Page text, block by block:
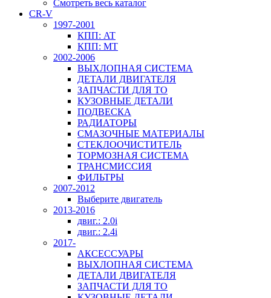
Смотреть весь каталог
CR-V
1997-2001
КПП: AT
КПП: MT
2002-2006
ВЫХЛОПНАЯ СИСТЕМА
ДЕТАЛИ ДВИГАТЕЛЯ
ЗАПЧАСТИ ДЛЯ ТО
КУЗОВНЫЕ ДЕТАЛИ
ПОДВЕСКА
РАДИАТОРЫ
СМАЗОЧНЫЕ МАТЕРИАЛЫ
СТЕКЛООЧИСТИТЕЛЬ
ТОРМОЗНАЯ СИСТЕМА
ТРАНСМИССИЯ
ФИЛЬТРЫ
2007-2012
Выберите двигатель
2013-2016
двиг.: 2.0i
двиг.: 2.4i
2017-
АКСЕССУАРЫ
ВЫХЛОПНАЯ СИСТЕМА
ДЕТАЛИ ДВИГАТЕЛЯ
ЗАПЧАСТИ ДЛЯ ТО